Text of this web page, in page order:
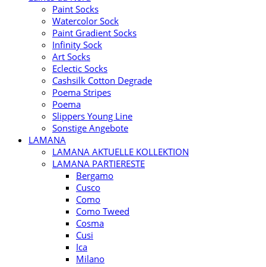
Paint Socks
Watercolor Sock
Paint Gradient Socks
Infinity Sock
Art Socks
Eclectic Socks
Cashsilk Cotton Degrade
Poema Stripes
Poema
Slippers Young Line
Sonstige Angebote
LAMANA
LAMANA AKTUELLE KOLLEKTION
LAMANA PARTIERESTE
Bergamo
Cusco
Como
Como Tweed
Cosma
Cusi
Ica
Milano